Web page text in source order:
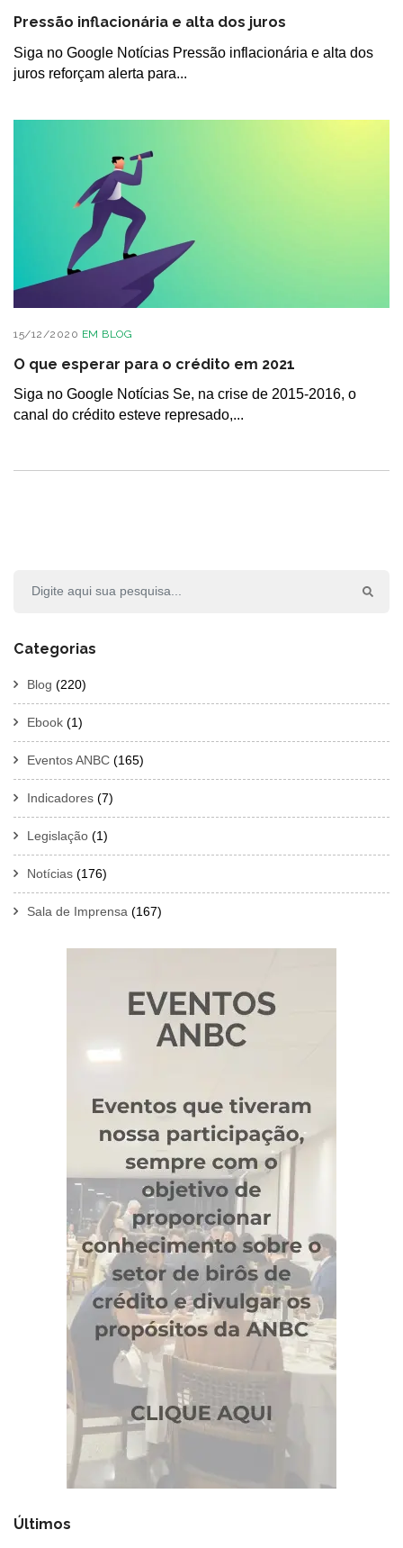
Pressão inflacionária e alta dos juros
Siga no Google Notícias Pressão inflacionária e alta dos
juros reforçam alerta para...
15/12/2020 EM BLOG
O que esperar para o crédito em 2021
Siga no Google Notícias Se, na crise de 2015-2016, o
canal do crédito esteve represado,...
Categorias
Blog (220)
Ebook (1)
Eventos ANBC (165)
Indicadores (7)
Legislação (1)
Notícias (176)
Sala de Imprensa (167)
Últimos